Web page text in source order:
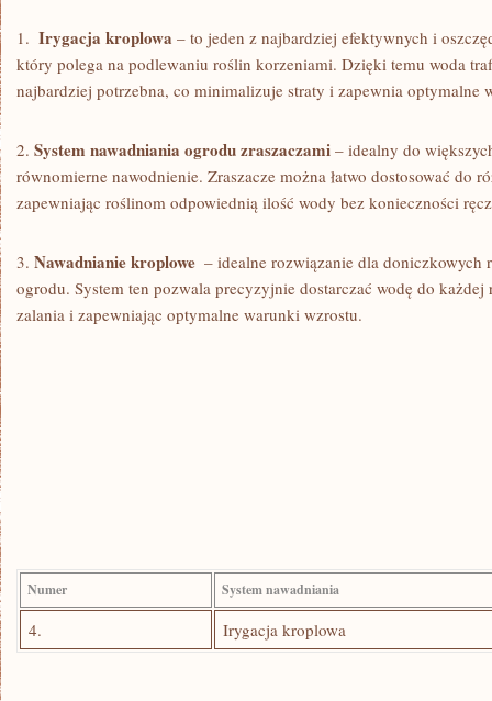
1. ⁢ Irygacja kroplowa – to jeden z najbardziej efektywnych i
który ⁤polega ‌na podlewaniu roślin korzeniami. Dzięki ​temu ‍woda
najbardziej potrzebna, ⁣co minimalizuje straty i zapewnia optymalne
2. System nawadniania ogrodu zraszaczami – ⁣idealny do
równomierne ⁢nawodnienie. Zraszacze można łatwo dostosować do
zapewniając roślinom odpowiednią ilość wody bez ‍konieczności
3.⁢ Nawadnianie kroplowe – idealne rozwiązanie dla doniczkowych‌
ogrodu. System ten‍ pozwala precyzyjnie dostarczać wodę do
zalania i zapewniając optymalne warunki wzrostu.
Numer System nawadniania
4. Irygacja kroplowa